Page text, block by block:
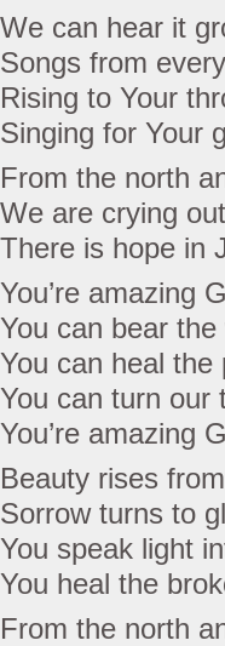
We can hear it
Songs from
Rising to Your
Singing for Your
From the north
We are crying out
There is hope in
You’re amazing
You can bear
You can heal the
You can turn our
You’re amazing
Beauty rises
Sorrow turns to
You speak light
You heal the
From the north